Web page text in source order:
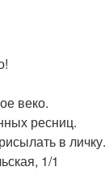
веко.
ресниц.
в личку.
1/1